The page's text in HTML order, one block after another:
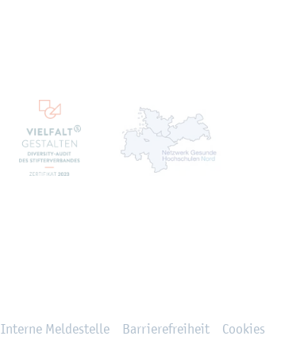
In­ter­ne Mel­de­stel­le Bar­rie­re­frei­heit Coo­kies